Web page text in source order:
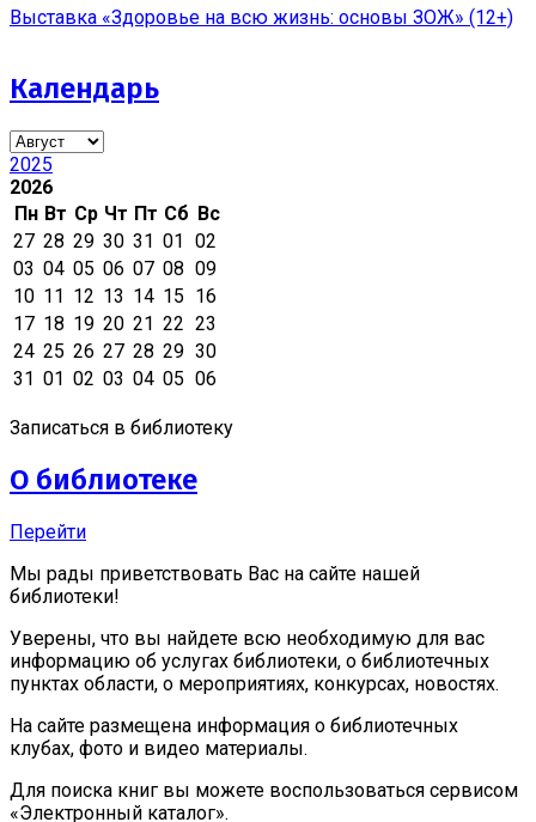
Выставка «Здоровье на всю жизнь: основы ЗОЖ» (12+)
Календарь
2025
2026
Пн Вт Ср Чт Пт Сб Вс
27 28 29 30 31 01 02
03 04 05 06 07 08 09
10 11 12 13 14 15 16
17 18 19 20 21 22 23
24 25 26 27 28 29 30
31 01 02 03 04 05 06
Записаться в библиотеку
О библиотеке
Перейти
Мы рады приветствовать Вас на сайте нашей
библиотеки!
Уверены, что вы найдете всю необходимую для вас
информацию об услугах библиотеки, о библиотечных
пунктах области, о мероприятиях, конкурсах, новостях.
На сайте размещена информация о библиотечных
клубах, фото и видео материалы.
Для поиска книг вы можете воспользоваться сервисом
«Электронный каталог».